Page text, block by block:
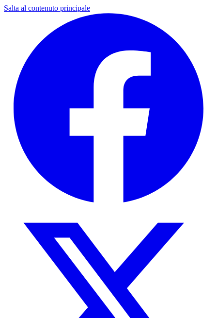
Salta al contenuto principale